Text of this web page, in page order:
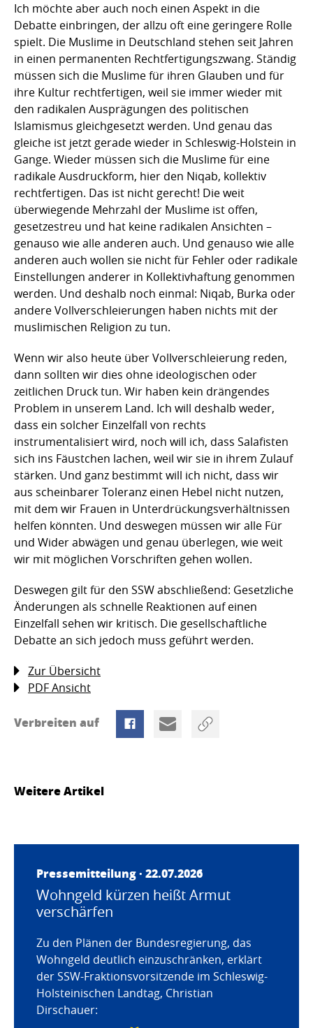
Ich möchte aber auch noch einen Aspekt in die
Debatte einbringen, der allzu oft eine geringere Rolle
spielt. Die Muslime in Deutschland stehen seit Jahren
in einen permanenten Rechtfertigungszwang. Ständig
müssen sich die Muslime für ihren Glauben und für
ihre Kultur rechtfertigen, weil sie immer wieder mit
den radikalen Ausprägungen des politischen
Islamismus gleichgesetzt werden. Und genau das
gleiche ist jetzt gerade wieder in Schleswig-Holstein in
Gange. Wieder müssen sich die Muslime für eine
radikale Ausdruckform, hier den Niqab, kollektiv
rechtfertigen. Das ist nicht gerecht! Die weit
überwiegende Mehrzahl der Muslime ist offen,
gesetzestreu und hat keine radikalen Ansichten –
genauso wie alle anderen auch. Und genauso wie alle
anderen auch wollen sie nicht für Fehler oder radikale
Einstellungen anderer in Kollektivhaftung genommen
werden. Und deshalb noch einmal: Niqab, Burka oder
andere Vollverschleierungen haben nichts mit der
muslimischen Religion zu tun.
Wenn wir also heute über Vollverschleierung reden,
dann sollten wir dies ohne ideologischen oder
zeitlichen Druck tun. Wir haben kein drängendes
Problem in unserem Land. Ich will deshalb weder,
dass ein solcher Einzelfall von rechts
instrumentalisiert wird, noch will ich, dass Salafisten
sich ins Fäustchen lachen, weil wir sie in ihrem Zulauf
stärken. Und ganz bestimmt will ich nicht, dass wir
aus scheinbarer Toleranz einen Hebel nicht nutzen,
mit dem wir Frauen in Unterdrückungsverhältnissen
helfen könnten. Und deswegen müssen wir alle Für
und Wider abwägen und genau überlegen, wie weit
wir mit möglichen Vorschriften gehen wollen.
Deswegen gilt für den SSW abschließend: Gesetzliche
Änderungen als schnelle Reaktionen auf einen
Einzelfall sehen wir kritisch. Die gesellschaftliche
Debatte an sich jedoch muss geführt werden.
Zur Übersicht
PDF Ansicht
Verbreiten auf
Weitere Artikel
Pressemitteilung · 22.07.2026
Wohngeld kürzen heißt Armut
verschärfen
Zu den Plänen der Bundesregierung, das
Wohngeld deutlich einzuschränken, erklärt
der SSW-Fraktionsvorsitzende im Schleswig-
Holsteinischen Landtag, Christian
Dirschauer: